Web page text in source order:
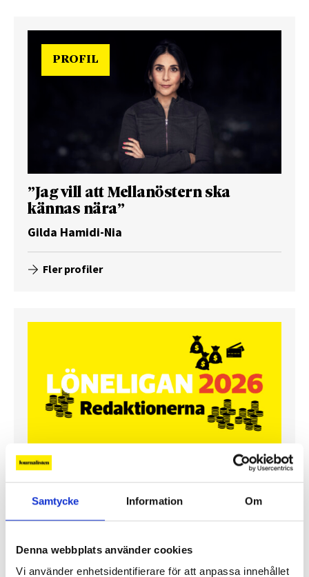
Samtycke Information Om
Denna webbplats använder cookies
Vi använder enhetsidentifierare för att anpassa innehållet
PROFIL
”Jag vill att Mellanöstern ska
kännas nära”
Gilda Hamidi-Nia
Fler profiler
Lönerna – redaktion för redaktion
Så mycket tjänar vi – och våra chefer